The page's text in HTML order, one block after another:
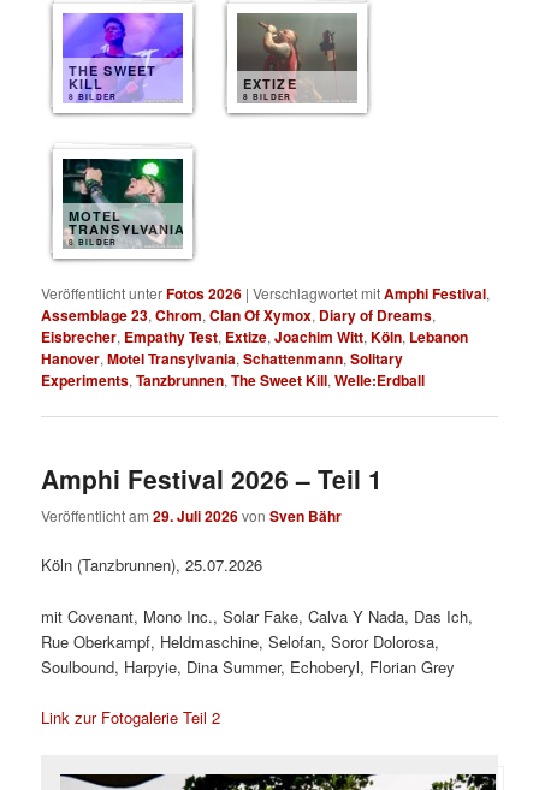
THE SWEET
KILL
8 BILDER
EXTIZE
8 BILDER
MOTEL
TRANSYLVANIA
8 BILDER
Veröffentlicht unterFotos 2026 |Verschlagwortet mitAmphi Festival,
Assemblage 23,Chrom,Clan Of Xymox, Diary of Dreams,
Eisbrecher, Empathy Test, Extize,Joachim Witt,Köln, Lebanon
Hanover,Motel Transylvania,Schattenmann,Solitary
Experiments,Tanzbrunnen,The Sweet Kill,Welle:Erdball
Amphi Festival 2026 – Teil 1
Veröffentlicht am29. Juli 2026vonSven Bähr
Köln (Tanzbrunnen), 25.07.2026
mit Covenant, Mono Inc., Solar Fake, Calva Y Nada, Das Ich,
Rue Oberkampf, Heldmaschine, Selofan, Soror Dolorosa,
Soulbound, Harpyie, Dina Summer, Echoberyl, Florian Grey
Link zur Fotogalerie Teil 2